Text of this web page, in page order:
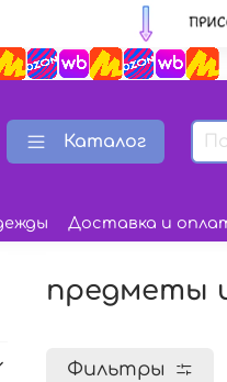
Каталог
Доставка и
предметы
Фильтры